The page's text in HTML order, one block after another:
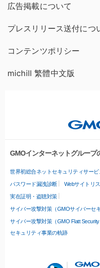
広告掲載について
プレスリリース送付につ
コンテンツポリシー
michill 繁體中文版
GMOインターネットグループ
世界初総合ネットセキュリティサービ
パスワード漏洩診断 Webサイトリ
実在証明・盗聴対策
サイバー攻撃対策（GMOサイバーセ
サイバー攻撃対策（GMO Flatt Security
セキュリティ事業の軌跡